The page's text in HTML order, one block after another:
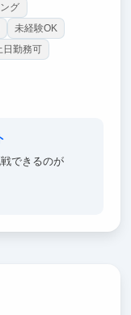
グ
未経験OK
日勤務可
できるのが
いています。